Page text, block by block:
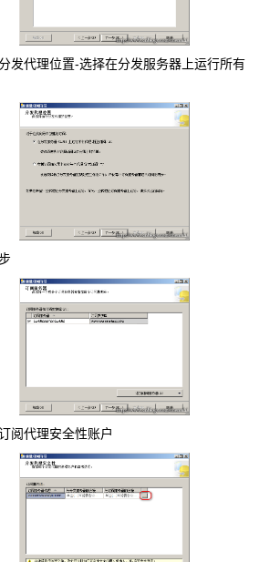
发代理位置-选择在分发服务器上运行所有
阅代理安全性账户